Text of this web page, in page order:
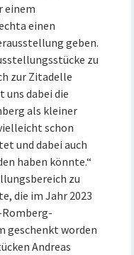
einem
einen
geben.
zu
zur Zitadelle
dabei die
als kleiner
schon
und dabei auch
haben könnte.“
zu
die im Jahr 2023
geschenkt worden
Andreas